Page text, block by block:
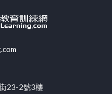
23-2號3樓